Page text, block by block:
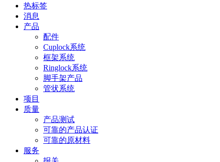
热标签
消息
产品
配件
Cuplock系统
框架系统
Ringlock系统
脚手架产品
管状系统
项目
质量
产品测试
可靠的产品认证
可靠的原材料
服务